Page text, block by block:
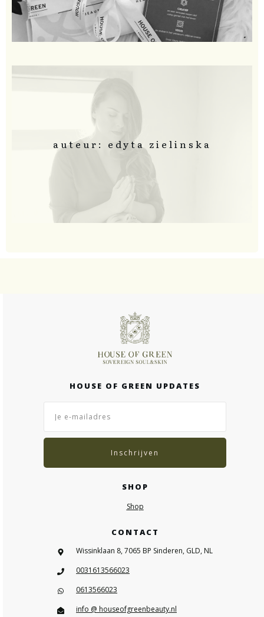
auteur: edyta zielinska
HOUSE OF GREEN UPDATES
Inschrijven
SHOP
Shop
CONTACT
Wissinklaan 8, 7065 BP Sinderen, GLD, NL
0031613566023
0613566023
info @ houseofgreenbeauty.nl